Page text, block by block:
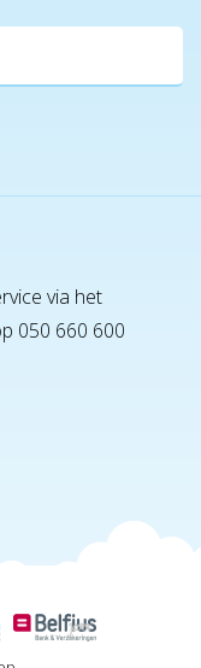
via het
050 660 600